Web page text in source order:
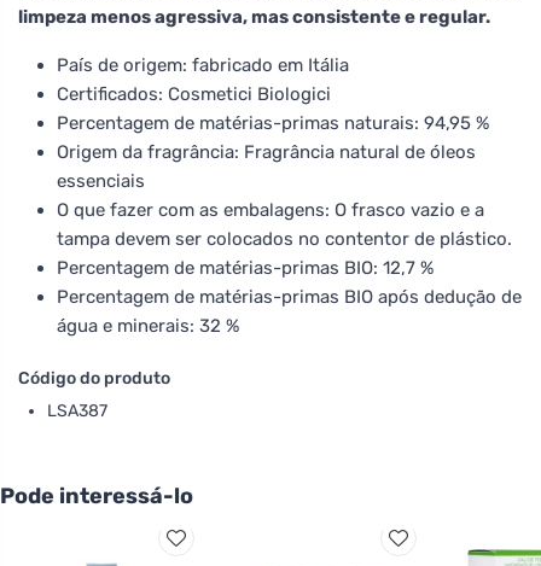
limpeza menos agressiva, mas consistente e regular.
País de origem: fabricado em Itália
Certificados: Cosmetici Biologici
Percentagem de matérias-primas naturais: 94,95 %
Origem da fragrância: Fragrância natural de óleos
essenciais
O que fazer com as embalagens: O frasco vazio e a
tampa devem ser colocados no contentor de plástico.
Percentagem de matérias-primas BIO: 12,7 %
Percentagem de matérias-primas BIO após dedução de
água e minerais: 32 %
Código do produto
LSA387
Pode interessá-lo